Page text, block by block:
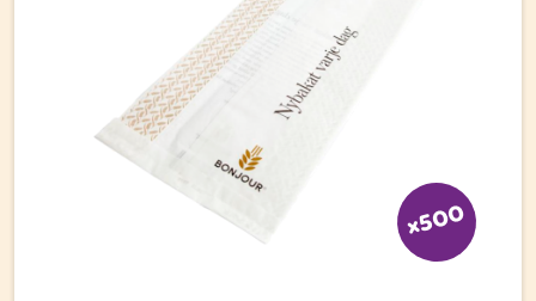
Hitta din grossist
Hållbarhet
Jobba hos oss
x500